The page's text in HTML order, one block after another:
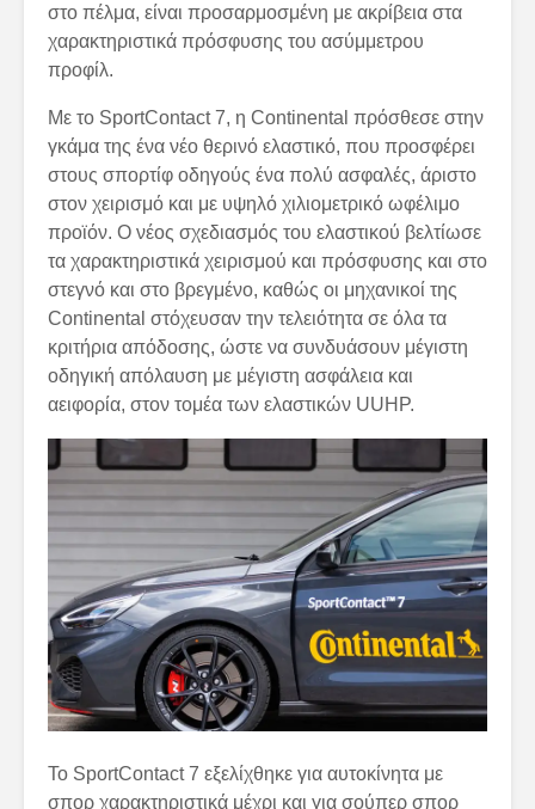
στο πέλμα, είναι προσαρμοσμένη με ακρίβεια στα
χαρακτηριστικά πρόσφυσης του ασύμμετρου
προφίλ.
Με το SportContact 7, η Continental πρόσθεσε στην
γκάμα της ένα νέο θερινό ελαστικό, που προσφέρει
στους σπορτίφ οδηγούς ένα πολύ ασφαλές, άριστο
στον χειρισμό και με υψηλό χιλιομετρικό ωφέλιμο
προϊόν. Ο νέος σχεδιασμός του ελαστικού βελτίωσε
τα χαρακτηριστικά χειρισμού και πρόσφυσης και στο
στεγνό και στο βρεγμένο, καθώς οι μηχανικοί της
Continental στόχευσαν την τελειότητα σε όλα τα
κριτήρια απόδοσης, ώστε να συνδυάσουν μέγιστη
οδηγική απόλαυση με μέγιστη ασφάλεια και
αειφορία, στον τομέα των ελαστικών UUHP.
Το SportContact 7 εξελίχθηκε για αυτοκίνητα με
σπορ χαρακτηριστικά μέχρι και για σούπερ σπορ